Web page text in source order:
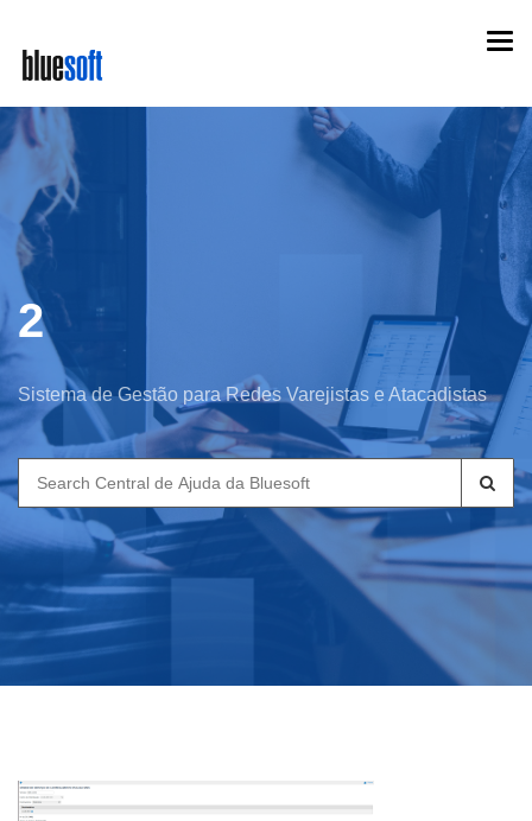
main
content
2
Sistema de Gestão para Redes Varejistas e Atacadistas
Search
for: